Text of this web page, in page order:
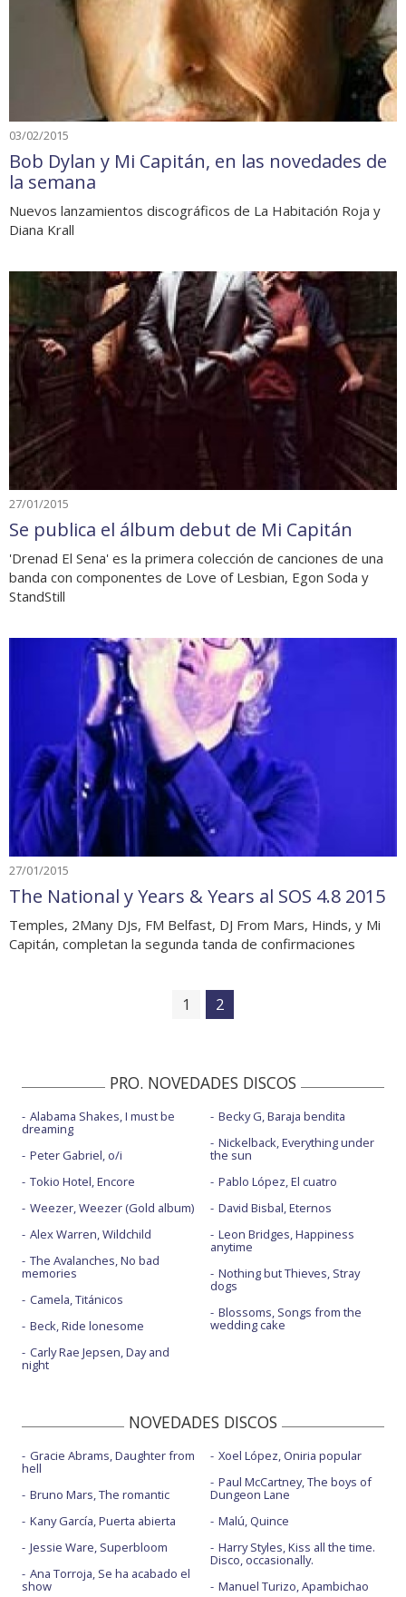
03/02/2015
Bob Dylan y Mi Capitán, en las novedades de
la semana
Nuevos lanzamientos discográficos de La Habitación Roja y
Diana Krall
27/01/2015
Se publica el álbum debut de Mi Capitán
'Drenad El Sena' es la primera colección de canciones de una
banda con componentes de Love of Lesbian, Egon Soda y
StandStill
27/01/2015
The National y Years & Years al SOS 4.8 2015
Temples, 2Many DJs, FM Belfast, DJ From Mars, Hinds, y Mi
Capitán, completan la segunda tanda de confirmaciones
1 2
PRO. NOVEDADES DISCOS
Alabama Shakes, I must be
dreaming
Peter Gabriel, o/i
Tokio Hotel, Encore
Weezer, Weezer (Gold album)
Alex Warren, Wildchild
The Avalanches, No bad
memories
Camela, Titánicos
Beck, Ride lonesome
Carly Rae Jepsen, Day and
night
Becky G, Baraja bendita
Nickelback, Everything under
the sun
Pablo López, El cuatro
David Bisbal, Eternos
Leon Bridges, Happiness
anytime
Nothing but Thieves, Stray
dogs
Blossoms, Songs from the
wedding cake
NOVEDADES DISCOS
Gracie Abrams, Daughter from
hell
Bruno Mars, The romantic
Kany García, Puerta abierta
Jessie Ware, Superbloom
Ana Torroja, Se ha acabado el
show
Xoel López, Oniria popular
Paul McCartney, The boys of
Dungeon Lane
Malú, Quince
Harry Styles, Kiss all the time.
Disco, occasionally.
Manuel Turizo, Apambichao